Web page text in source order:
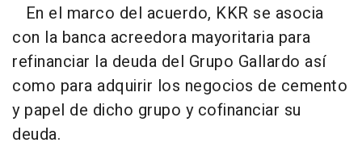
En el marco del acuerdo, KKR se asocia
con la banca acreedora mayoritaria para
refinanciar la deuda del Grupo Gallardo así
como para adquirir los negocios de cemento
y papel de dicho grupo y cofinanciar su
deuda.